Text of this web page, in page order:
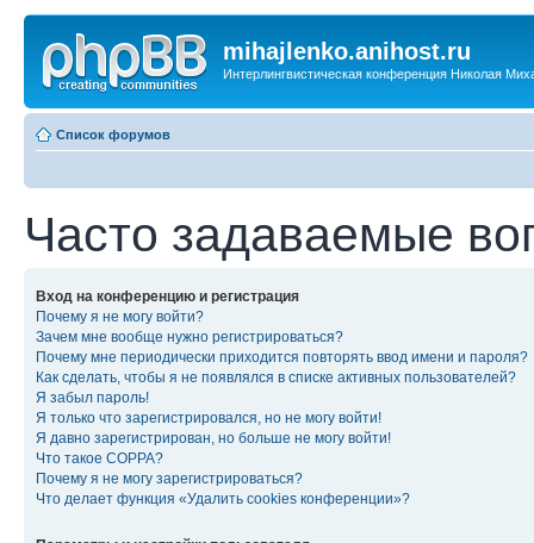
mihajlenko.anihost.ru
Интерлингвистическая конференция Николая
Список форумов
Часто задаваемые
Вход на конференцию и регистрация
Почему я не могу войти?
Зачем мне вообще нужно регистрироваться?
Почему мне периодически приходится повторять ввод имени и пароля?
Как сделать, чтобы я не появлялся в списке активных пользователей?
Я забыл пароль!
Я только что зарегистрировался, но не могу войти!
Я давно зарегистрирован, но больше не могу войти!
Что такое COPPA?
Почему я не могу зарегистрироваться?
Что делает функция «Удалить cookies конференции»?